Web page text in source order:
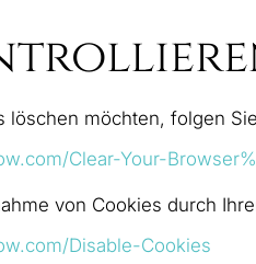
löschen möchten, folgen
Clear-Your-
von Cookies durch
Disable-Cookies